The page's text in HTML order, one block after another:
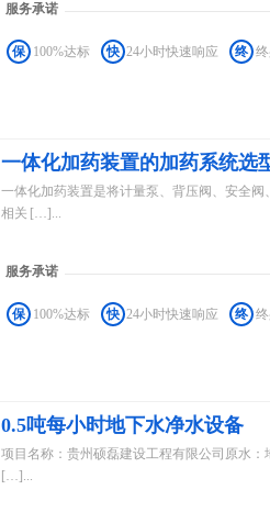
服务承诺
保 100%达标 快 24小时快速响应 终
一体化加药装置的加药系统选
一体化加药装置是将计量泵、背压阀、安全
相关 […]...
服务承诺
保 100%达标 快 24小时快速响应 终
0.5吨每小时地下水净水设备
项目名称：贵州硕磊建设工程有限公司原水
[…]...